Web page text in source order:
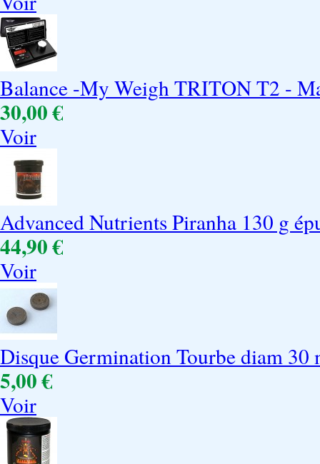
Balance -My Weigh TRITON T2 -
30,00 €
Voir
Advanced Nutrients Piranha 130 g
44,90 €
Voir
Disque Germination Tourbe diam 30
5,00 €
Voir